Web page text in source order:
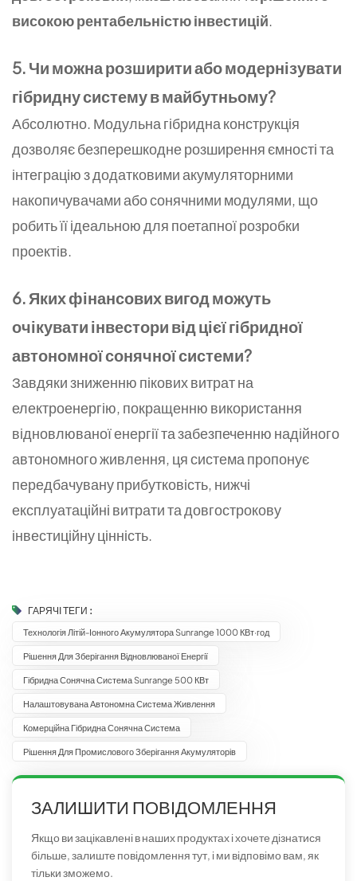
високою рентабельністю інвестицій.
5. Чи можна розширити або модернізувати
гібридну систему в майбутньому?
Абсолютно. Модульна гібридна конструкція
дозволяє безперешкодне розширення ємності та
інтеграцію з додатковими акумуляторними
накопичувачами або сонячними модулями, що
робить її ідеальною для поетапної розробки
проектів.
6. Яких фінансових вигод можуть
очікувати інвестори від цієї гібридної
автономної сонячної системи?
Завдяки зниженню пікових витрат на
електроенергію, покращенню використання
відновлюваної енергії та забезпеченню надійного
автономного живлення, ця система пропонує
передбачувану прибутковість, нижчі
експлуатаційні витрати та довгострокову
інвестиційну цінність.
ГАРЯЧІ ТЕГИ :
Технологія Літій-Іонного Акумулятора Sunrange 1000 КВт·год
Рішення Для Зберігання Відновлюваної Енергії
Гібридна Сонячна Система Sunrange 500 КВт
Налаштовувана Автономна Система Живлення
Комерційна Гібридна Сонячна Система
Рішення Для Промислового Зберігання Акумуляторів
ЗАЛИШИТИ ПОВІДОМЛЕННЯ
Якщо ви зацікавлені в наших продуктах і хочете дізнатися
більше, залиште повідомлення тут, і ми відповімо вам, як
тільки зможемо.